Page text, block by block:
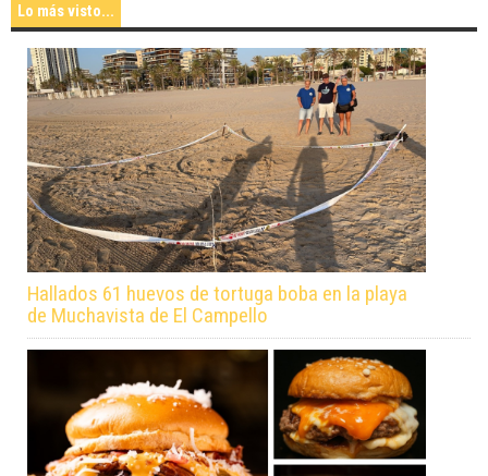
Lo más visto...
Hallados 61 huevos de tortuga boba en la playa
de Muchavista de El Campello